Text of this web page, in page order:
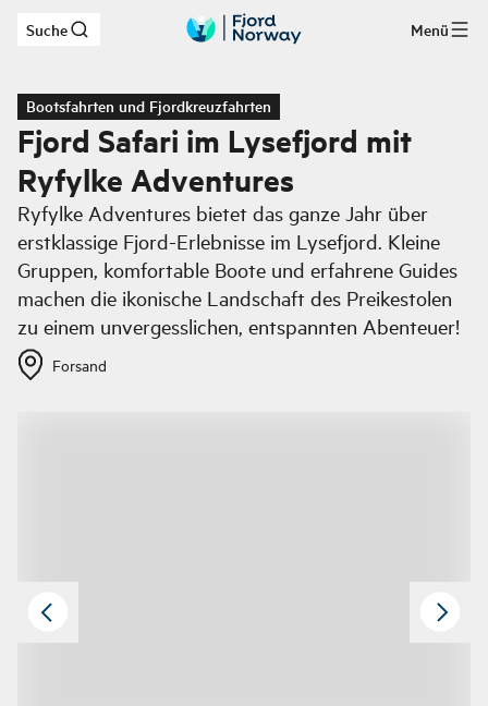
Zum Hauptinhalt
Suche Menü
Bootsfahrten und Fjordkreuzfahrten
Fjord Safari im Lysefjord mit
Ryfylke Adventures
Ryfylke Adventures bietet das ganze Jahr über
erstklassige Fjord-Erlebnisse im Lysefjord. Kleine
Gruppen, komfortable Boote und erfahrene Guides
machen die ikonische Landschaft des Preikestolen
zu einem unvergesslichen, entspannten Abenteuer!
Forsand